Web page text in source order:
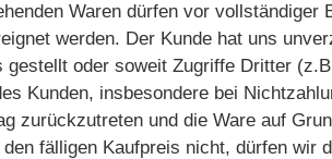
Waren dürfen vor
werden. Der Kunde hat uns
oder soweit Zugriffe Dritter
Kunden, insbesondere bei
zurückzutreten und die Ware auf
fälligen Kaufpreis nicht, dürfen wir